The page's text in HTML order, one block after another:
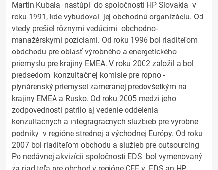
Martin Kubala nastúpil do spoločnosti HP Slovakia v
roku 1991, kde vybudoval jej obchodnú organizáciu. Od
vtedy prešiel rôznymi vedúcimi obchodno-
manažérskymi pozíciami. Od roku 1996 bol riaditeľom
obdchodu pre oblasť výrobného a energetického
priemyslu pre krajiny EMEA. V roku 2002 založil a bol
predsedom konzultačnej komisie pre ropno -
plynárenský priemysel zameranej predovšetkým na
krajiny EMEA a Rusko. Od roku 2005 medzi jeho
zodpovednosti patrilo aj vedenie oddelenia
konzultačných a integragračných službieb pre výrobné
podniky v regióne strednej a východnej Európy. Od roku
2007 bol riaditeľom obchodu a služieb pre outsourcing.
Po nedávnej akvizícii spoločnosti EDS bol vymenovaný